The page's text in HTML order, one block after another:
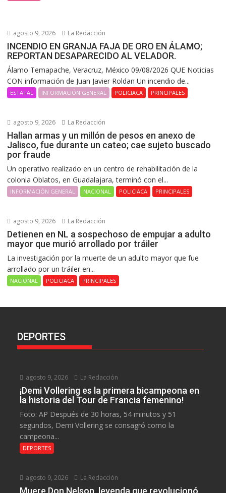
agosto 9, 2026 La Redacción
INCENDIO EN GRANJA FAJA DE ORO EN ÁLAMO;
REPORTAN DESAPARECIDO AL VELADOR.
Álamo Temapache, Veracruz, México 09/08/2026 QUE Noticias
CON información de Juan Javier Roldan Un incendio de...
ESTATAL INFORMACIÓN GENERAL POLICIACA PRINCIPALES
agosto 9, 2026 La Redacción
Hallan armas y un millón de pesos en anexo de
Jalisco, fue durante un cateo; cae sujeto buscado
por fraude
Un operativo realizado en un centro de rehabilitación de la
colonia Oblatos, en Guadalajara, terminó con el...
INFORMACIÓN GENERAL NACIONAL POLICIACA PRINCIPALES
agosto 9, 2026 La Redacción
Detienen en NL a sospechoso de empujar a adulto
mayor que murió arrollado por tráiler
La investigación por la muerte de un adulto mayor que fue
arrollado por un tráiler en...
NACIONAL POLICIACA PRINCIPALES
DEPORTES
agosto 9, 2026 La Redacción
¡Demi Vollering es la primera bicampeona en
la historia del Tour de Francia femenino!
Foto: AP Después de 30 horas, 54 minutos y 51
segundos, Demi Vollering se consagró como la
campeona...
DEPORTES
agosto 9, 2026 La Redacción